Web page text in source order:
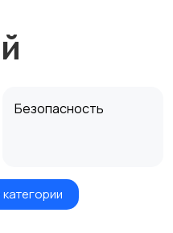
Безопасность
Высший менеджмент